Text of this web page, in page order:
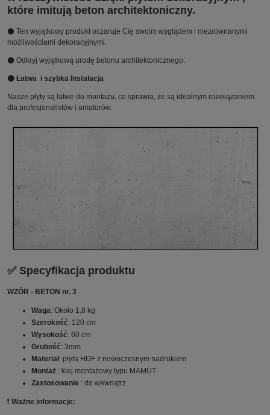
które imitują beton architektoniczny.
⚫ Ten wyjątkowy produkt oczaruje Cię swoim wyglądem i niezrównanymi
możliwościami dekoracyjnymi.
⚫ Odkryj wyjątkową urodę betonu architektonicznego.
⚫ Łatwa i szybka Instalacja
Nasze płyty są łatwe do montażu, co sprawia, że są idealnym rozwiązaniem
dla profesjonalistów i amatorów.
✅ Specyfikacja produktu
WZÓR - BETON nr. 3
Waga: Około 1,8 kg
Szerokość: 120 cm
Wysokość: 60 cm
Grubość: 3mm
Materiał: płyta HDF z nowoczesnym nadrukiem
Montaż : klej montażowy typu MAMUT
Zastosowanie : do wewnątrz
❗️ Ważne informacje: